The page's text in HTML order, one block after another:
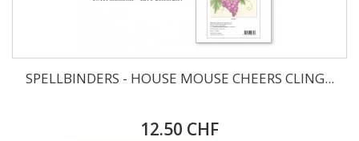
SPELLBINDERS - HOUSE MOUSE CHEERS CLING...
12.50 CHF